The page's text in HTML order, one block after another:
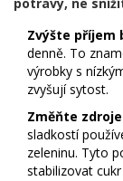
Zvýšte příjem
denně. To
výrobky s
zvyšují sytost.
Změňte
sladkostí
zeleninu. Tyto
stabilizovat cukr